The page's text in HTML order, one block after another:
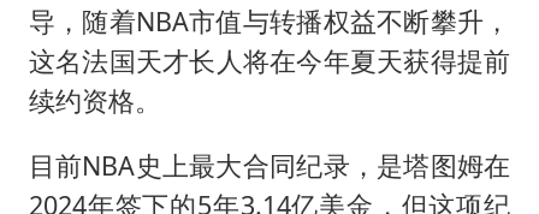
导，随着NBA市值与转播权益不断攀升，
这名法国天才长人将在今年夏天获得提前
续约资格。
目前NBA史上最大合同纪录，是塔图姆在
2024年签下的5年3.14亿美金，但这项纪